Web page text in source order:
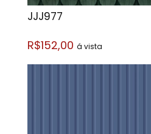
JJJ977
R$152,00 á vista